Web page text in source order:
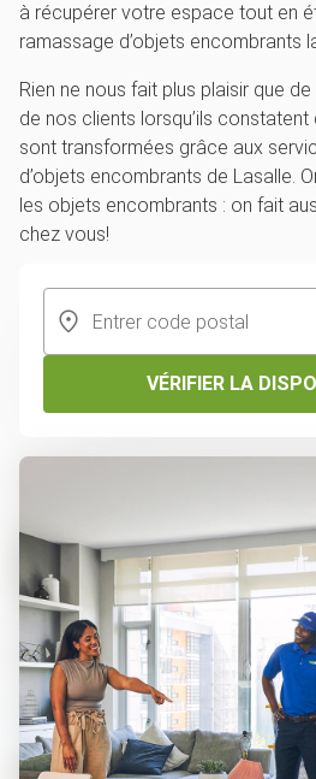
à récupérer votre espace tout en
ramassage d’objets encombrants
Rien ne nous fait plus plaisir que
de nos clients lorsqu’ils
sont transformées grâce aux
d’objets encombrants de Lasalle.
les objets encombrants : on fait
chez vous!
VÉRIFIER LA